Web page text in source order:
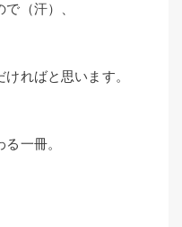
（汗）、
ればと思います。
一冊。